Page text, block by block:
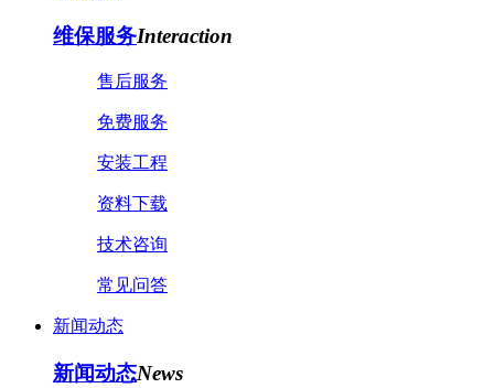
维保服务Interaction
售后服务
免费服务
安装工程
资料下载
技术咨询
常见问答
新闻动态
新闻动态News